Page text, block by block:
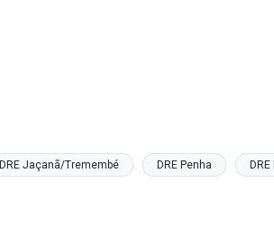
DRE Jaçanã/Tremembé DRE Penha